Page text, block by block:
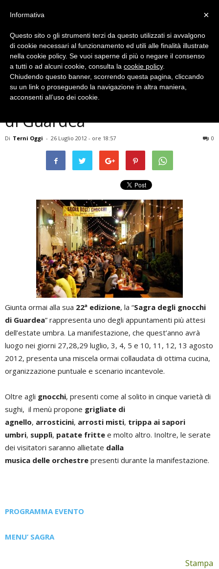
Eventi Archiviati
SAGRA – Sagra degli gnocchi
di Guardea
Di Terni Oggi - 26 Luglio 2012 - ore 18:57 0
Giunta ormai alla sua 22ª edizione, la “Sagra degli gnocchi
di Guardea” rappresenta uno degli appuntamenti più attesi
dell’estate umbra. La manifestazione, che quest’anno avrà
luogo nei giorni 27,28,29 luglio, 3, 4, 5 e 10, 11, 12, 13 agosto
2012, presenta una miscela ormai collaudata di ottima cucina,
organizzazione puntuale e scenario incantevole.
Oltre agli gnocchi, presenti come al solito in cinque varietà di
sughi, il menù propone grigliate di
agnello, arrosticini, arrosti misti, trippa ai sapori
umbri, supplì, patate fritte e molto altro. Inoltre, le serate
dei visitatori saranno allietate dalla
musica delle orchestre presenti durante la manifestazione.
PROGRAMMA EVENTO
MENU’ SAGRA
Stampa
×
Informativa
Questo sito o gli strumenti terzi da questo utilizzati si avvalgono
di cookie necessari al funzionamento ed utili alle finalità illustrate
nella cookie policy. Se vuoi saperne di più o negare il consenso
a tutti o ad alcuni cookie, consulta la cookie policy.
Chiudendo questo banner, scorrendo questa pagina, cliccando
su un link o proseguendo la navigazione in altra maniera,
acconsenti all’uso dei cookie.